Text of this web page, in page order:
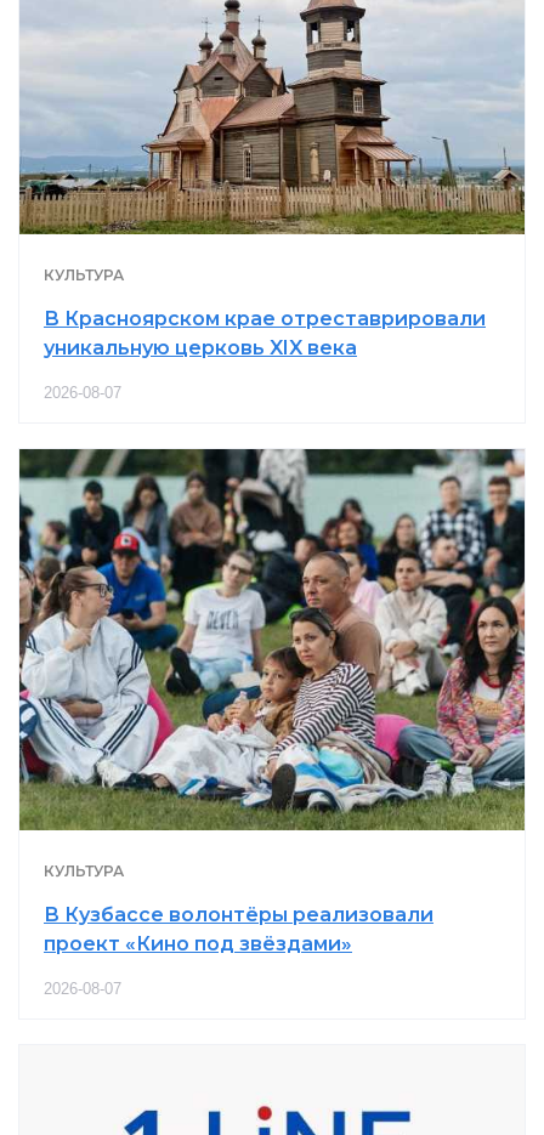
КУЛЬТУРА
В Красноярском крае отреставрировали
уникальную церковь XIX века
2026-08-07
КУЛЬТУРА
В Кузбассе волонтёры реализовали
проект «Кино под звёздами»
2026-08-07